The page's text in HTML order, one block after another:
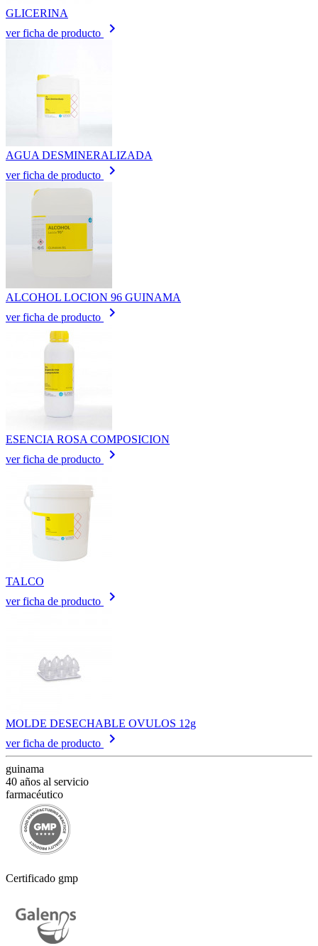
GLICERINA
ver ficha de producto
keyboard_arrow_right
AGUA DESMINERALIZADA
ver ficha de producto
keyboard_arrow_right
ALCOHOL LOCION 96 GUINAMA
ver ficha de producto
keyboard_arrow_right
ESENCIA ROSA COMPOSICION
ver ficha de producto
keyboard_arrow_right
TALCO
ver ficha de producto
keyboard_arrow_right
MOLDE DESECHABLE OVULOS 12g
ver ficha de producto
keyboard_arrow_right
guinama
40 años al servicio
farmacéutico
Certificado gmp